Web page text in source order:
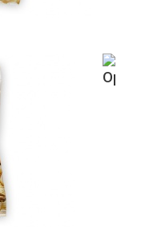
Орех